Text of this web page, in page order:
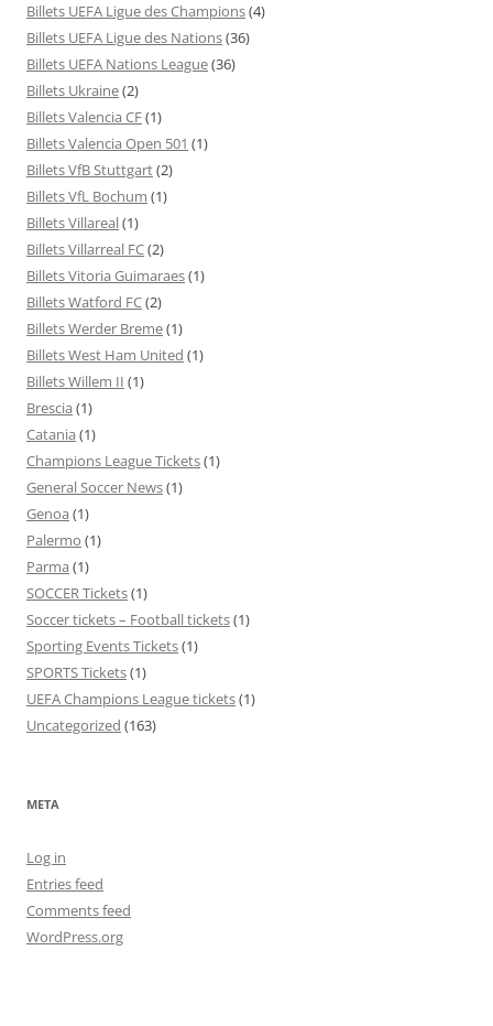
Billets UEFA Ligue des Champions(4)
Billets UEFA Ligue des Nations(36)
Billets UEFA Nations League(36)
Billets Ukraine(2)
Billets Valencia CF(1)
Billets Valencia Open 501 (1)
Billets VfB Stuttgart(2)
Billets VfL Bochum (1)
Billets Villareal(1)
Billets Villarreal FC(2)
Billets Vitoria Guimaraes(1)
Billets Watford FC(2)
Billets Werder Breme(1)
Billets West Ham United (1)
Billets Willem II (1)
Brescia (1)
Catania (1)
Champions League Tickets(1)
General Soccer News(1)
Genoa (1)
Palermo (1)
Parma (1)
SOCCER Tickets(1)
Soccer tickets – Football tickets(1)
Sporting Events Tickets(1)
SPORTS Tickets(1)
UEFA Champions League tickets(1)
Uncategorized (163)
META
Log in
Entries feed
Comments feed
WordPress.org